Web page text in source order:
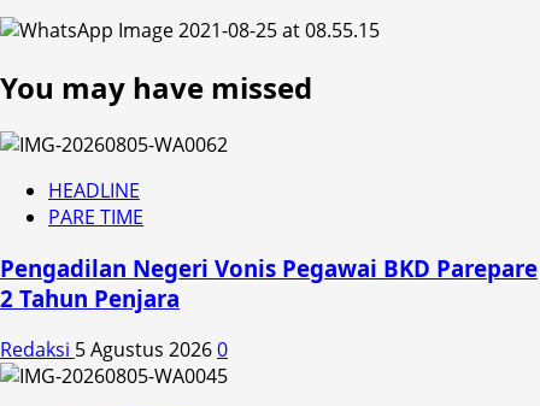
You may have missed
HEADLINE
PARE TIME
Pengadilan Negeri Vonis Pegawai BKD Parepare
2 Tahun Penjara
Redaksi 5 Agustus 20260